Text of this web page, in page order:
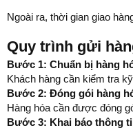
Ngoài ra, thời gian giao
Quy trình gửi
Bước 1: Chuẩn bị hàng
Khách hàng cần kiểm tra
Bước 2: Đóng gói hàng
Hàng hóa cần được đóng
Bước 3: Khai báo thông